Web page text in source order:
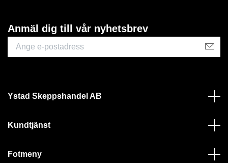
Anmäl dig till vår nyhetsbrev
Ystad Skeppshandel AB
Kundtjänst
Fotmeny